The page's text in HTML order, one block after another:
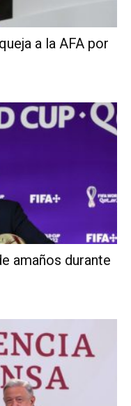
a la AFA por
amaños durante